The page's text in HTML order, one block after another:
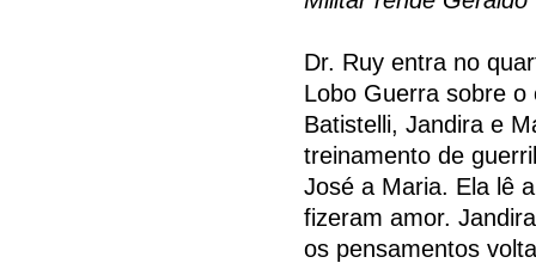
Dr. Ruy entra no
Lobo Guerra sobre
Batistelli, Jandira e
treinamento de
José a Maria. Ela lê
fizeram amor.
os pensamentos